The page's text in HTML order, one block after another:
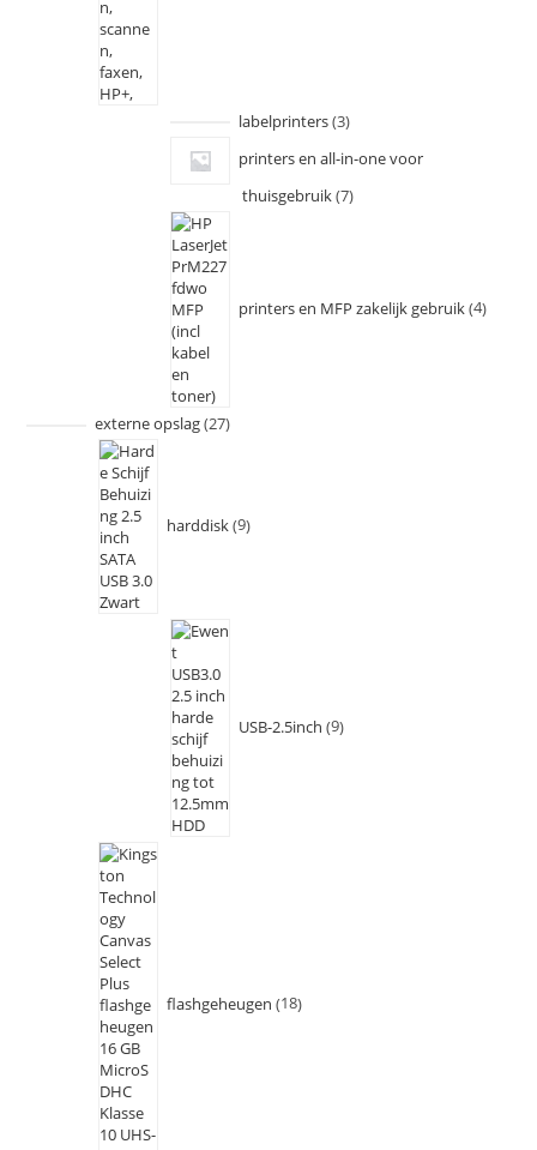
labelprinters 3
printers en all-in-one voor
thuisgebruik 7
printers en MFP zakelijk gebruik 4
externe opslag 27
harddisk 9
USB-2.5inch 9
flashgeheugen 18